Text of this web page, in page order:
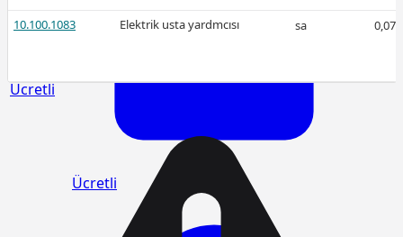
Ücretli
Ücretli
10.100.1083 Elektrik usta yardmcısı sa 0,07